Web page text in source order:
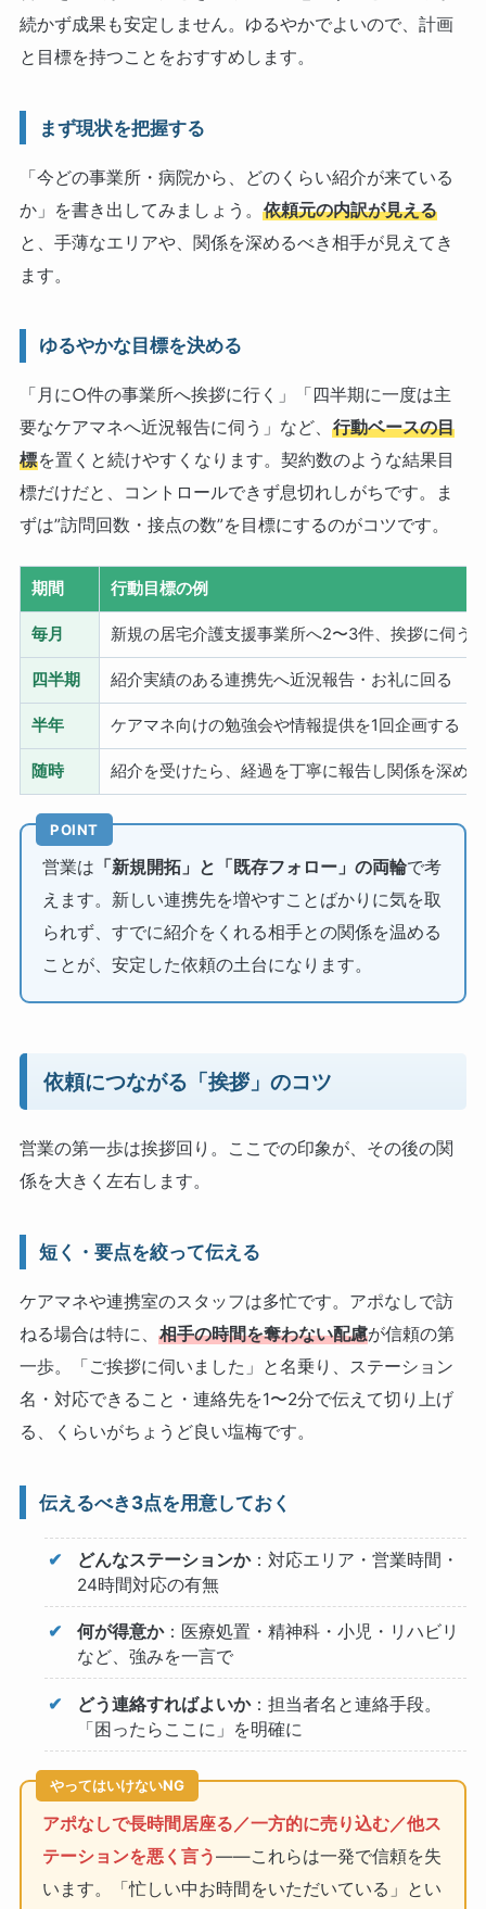
続かず成果も安定しません。ゆるやかでよいので、計画
と目標を持つことをおすすめします。
まず現状を把握する
「今どの事業所・病院から、どのくらい紹介が来ている
か」を書き出してみましょう。 依頼元の内訳が見える
と、手薄なエリアや、関係を深めるべき相手が見えてき
ます。
ゆるやかな目標を決める
「月に○件の事業所へ挨拶に行く」「四半期に一度は主
要なケアマネへ近況報告に伺う」など、 行動ベースの目
標を置くと続けやすくなります。契約数のような結果目
標だけだと、コントロールできず息切れしがちです。ま
ずは”訪問回数・接点の数”を目標にするのがコツです。
期間 行動目標の例
毎月 新規の居宅介護支援事業所へ2〜3件、挨拶に伺う
四半期 紹介実績のある連携先へ近況報告・お礼に回る
半年 ケアマネ向けの勉強会や情報提供を1回企画する
随時 紹介を受けたら、経過を丁寧に報告し関係を深める
POINT
営業は 「新規開拓」と「既存フォロー」の両輪で考
えます。新しい連携先を増やすことばかりに気を取
られず、すでに紹介をくれる相手との関係を温める
ことが、安定した依頼の土台になります。
依頼につながる「挨拶」のコツ
営業の第一歩は挨拶回り。ここでの印象が、その後の関
係を大きく左右します。
短く・要点を絞って伝える
ケアマネや連携室のスタッフは多忙です。アポなしで訪
ねる場合は特に、 相手の時間を奪わない配慮が信頼の第
一歩。「ご挨拶に伺いました」と名乗り、ステーション
名・対応できること・連絡先を1〜2分で伝えて切り上げ
る、くらいがちょうど良い塩梅です。
伝えるべき3点を用意しておく
どんなステーションか：対応エリア・営業時間・
24時間対応の有無
何が得意か：医療処置・精神科・小児・リハビリ
など、強みを一言で
どう連絡すればよいか：担当者名と連絡手段。
「困ったらここに」を明確に
やってはいけないNG
アポなしで長時間居座る／一方的に売り込む／他ス
テーションを悪く言う——これらは一発で信頼を失
います。「忙しい中お時間をいただいている」とい